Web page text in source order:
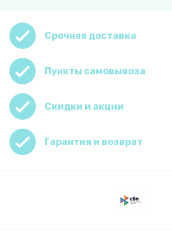
Срочная доставка
Пункты самовывоза
Скидки и акции
Гарантия и возврат